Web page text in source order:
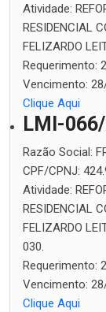
Atividade:
RESIDENCIAL
FELIZARDO
Requerimento:
Vencimento:
Clique Aqui
LMI-
Razão Social:
CPF/CPNJ:
Atividade:
RESIDENCIAL
FELIZARDO
030.
Requerimento:
Vencimento:
Clique Aqui